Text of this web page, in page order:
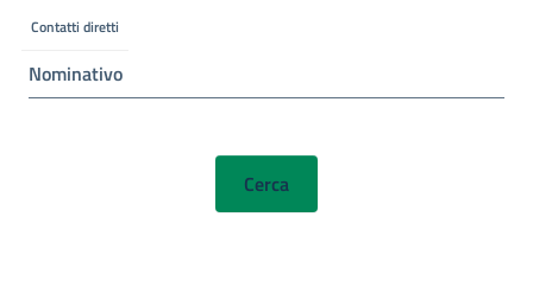
Contatti diretti
Nominativo